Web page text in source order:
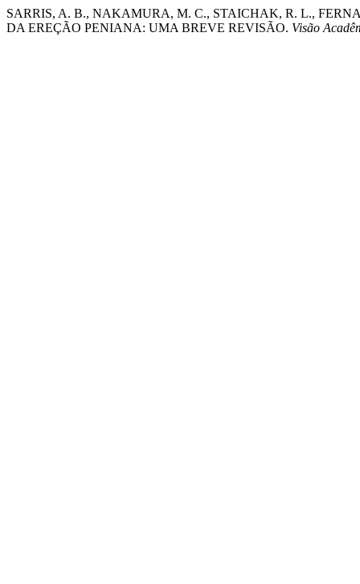
SARRIS, A. B., NAKAMURA, M. C., STAICHAK, R. L.,
DA EREÇÃO PENIANA: UMA BREVE REVISÃO. Visão